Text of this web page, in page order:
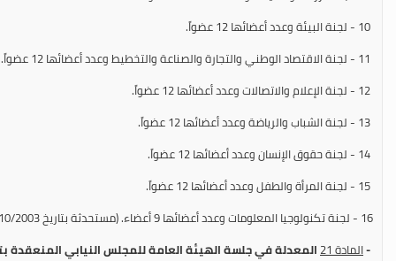
16 - لجنة تكنولوجيا المعلومات وعدد أعضائها 9 أعضاء. (مستحدثة بتاريخ 21/10/2003).
-المادة
المعدلة في جلسة الهيئة العامة للمجلس النيابي المنعقدة بتاريخ 31/10/2000 و 21/